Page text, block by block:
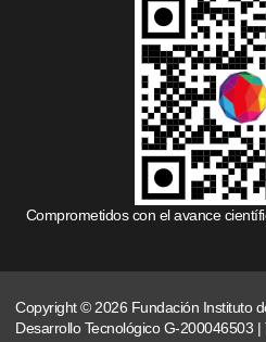
Comprometidos con el avance
Copyright © 2026 Fundación Instituto
Desarrollo Tecnológico G-200046503